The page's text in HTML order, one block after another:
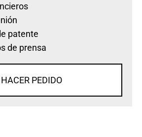
patente
de prensa
HACER PEDIDO